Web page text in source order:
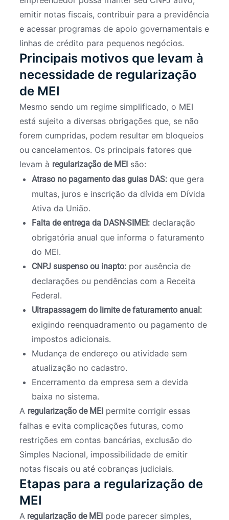
emitir notas fiscais, contribuir para a previdência
e acessar programas de apoio governamentais e
linhas de crédito para pequenos negócios.
Principais motivos que levam à
necessidade de regularização
de MEI
Mesmo sendo um regime simplificado, o MEI
está sujeito a diversas obrigações que, se não
forem cumpridas, podem resultar em bloqueios
ou cancelamentos. Os principais fatores que
levam à regularização de MEI são:
Atraso no pagamento das guias DAS:que gera
multas, juros e inscrição da dívida em Dívida
Ativa da União.
Falta de entrega da DASN-SIMEI:declaração
obrigatória anual que informa o faturamento
do MEI.
CNPJ suspenso ou inapto:por ausência de
declarações ou pendências com a Receita
Federal.
Ultrapassagem do limite de faturamento anual:
exigindo reenquadramento ou pagamento de
impostos adicionais.
Mudança de endereço ou atividade sem
atualização no cadastro.
Encerramento da empresa sem a devida
baixa no sistema.
A regularização de MEI permite corrigir essas
falhas e evita complicações futuras, como
restrições em contas bancárias, exclusão do
Simples Nacional, impossibilidade de emitir
notas fiscais ou até cobranças judiciais.
Etapas para a regularização de
MEI
A regularização de MEI pode parecer simples,